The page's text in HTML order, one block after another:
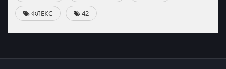
ФЛЕКС 42